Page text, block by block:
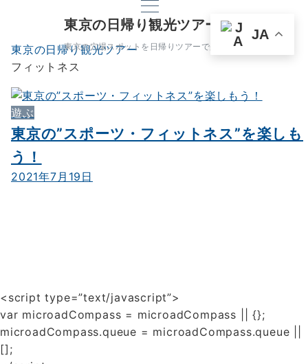
東京の日帰り観光ツアー
東京の穴場スポットを日帰りツアーで楽しもう
東京の日帰り観光ツアー
フィットネス
遊ぶ
東京の”スポーツ・フィットネス”を楽しも
う！
2021年7月19日
<script type=”text/javascript”>
var microadCompass = microadCompass || {};
microadCompass.queue = microadCompass.queue ||
[];
JA